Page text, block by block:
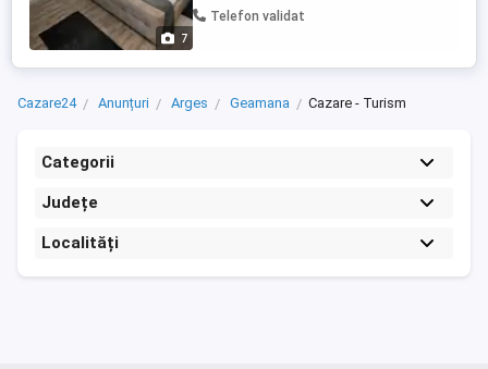
7
vecinătatea locațiilor . Targul saptamanal
Telefon validat
Cazare24 Anunțuri Arges Geamana Cazare - Turism
Categorii
Județe
Localități